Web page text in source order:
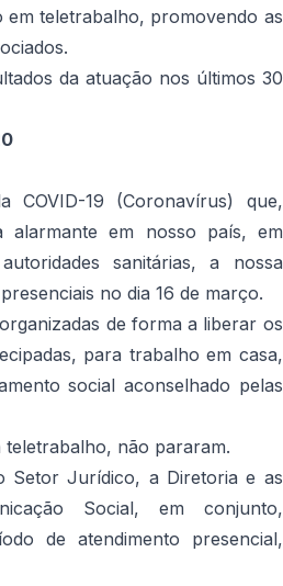
teletrabalho, promovendo as
da atuação nos últimos 30
COVID-19 (Coronavírus) que,
alarmante em nosso país, em
sanitárias, a nossa
no dia 16 de março.
de forma a liberar os
para trabalho em casa,
social aconselhado pelas
teletrabalho, não pararam.
Setor Jurídico, a Diretoria e as
Social, em conjunto,
de atendimento presencial,